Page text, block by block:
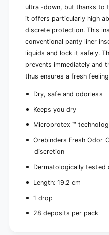
e
c
e
s
)
i
e
c
e
ultra -down, but thanks to
it offers particularly high
discrete protection. This
conventional panty liner
liquids and lock it safely.
prevents immediately and
thus ensures a fresh
Dry, safe and odorless
Keeps you dry
Microprotex ™
Orebinders Fresh Odor
discretion
Dermatologically tested
Length: 19.2 cm
1 drop
28 deposits per pack